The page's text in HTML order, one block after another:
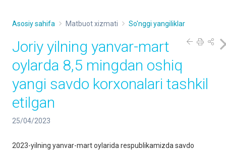
Asosiy sahifa Matbuot xizmati So'nggi yangiliklar
Joriy yilning yanvar-mart
oylarda 8,5 mingdan oshiq
yangi savdo korxonalari tashkil
etilgan
25/04/2023
2023-yilning yanvar-mart oylarida respublikamizda savdo